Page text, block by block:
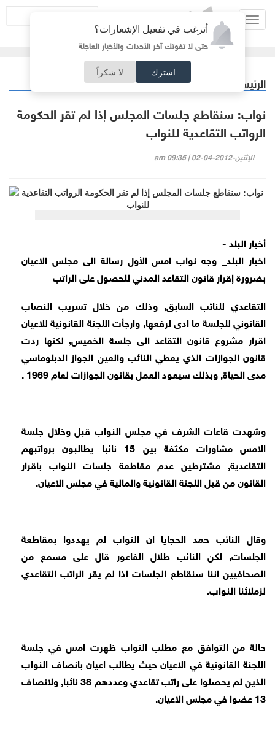
أترغب في تفعيل الإشعارات؟
حتى لا تفوتك آخر الأحداث والأخبار العاجلة
اشترك لا شكراً
الرئيسية
نواب: سنقاطع جلسات المجلس إذا لم تقر الحكومة
الرواتب التقاعدية للنواب
الإثنين-2012-04-02 | 09:35 am
أخبار البلد -
اخبار البلد_ وجه نواب امس الأول رسالة الى مجلس الاعيان
بضرورة إقرار قانون التقاعد المدني للحصول على الراتب
التقاعدي للنائب السابق, وذلك من خلال تسريب النصاب
القانوني للجلسة ما ادى لرفعها, وارجأت اللجنة القانونية للاعيان
اقرار مشروع قانون التقاعد الى جلسة الخميس, لكنها ردت
قانون الجوازات الذي يعطي النائب والعين الجواز الدبلوماسي
مدى الحياة, وبذلك سيعود العمل بقانون الجوازات لعام 1969 .
وشهدت قاعات الشرف في مجلس النواب قبل وخلال جلسة
الامس مشاورات مكثفة بين 15 نائبا يطالبون برواتبهم
التقاعدية, مشترطين عدم مقاطعة جلسات النواب باقرار
القانون من قبل اللجنة القانونية والمالية في مجلس الاعيان.
وقال النائب حمد الحجايا ان النواب لم يهددوا بمقاطعة
الجلسات, لكن النائب طلال الفاعور قال على مسمع من
الصحافيين اننا سنقاطع الجلسات اذا لم يقر الراتب التقاعدي
لزملائنا النواب.
حالة من التوافق مع مطلب النواب ظهرت امس في جلسة
اللجنة القانونية في الاعيان حيث يطالب اعيان بانصاف النواب
الذين لم يحصلوا على راتب تقاعدي وعددهم 38 نائبا, ولانصاف
13 عضوا في مجلس الاعيان.